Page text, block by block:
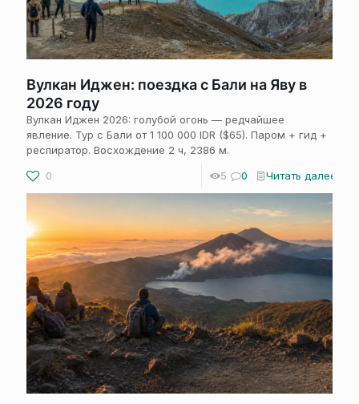
Вулкан Иджен: поездка с Бали на Яву в
2026 году
Вулкан Иджен 2026: голубой огонь — редчайшее
явление. Тур с Бали от 1 100 000 IDR ($65). Паром + гид +
респиратор. Восхождение 2 ч, 2386 м.
0
5 0 Читать далее